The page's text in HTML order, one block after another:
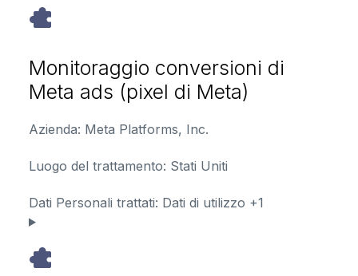
Monitoraggio conversioni di
Meta ads (pixel di Meta)
Azienda: Meta Platforms, Inc.
Luogo del trattamento: Stati Uniti
Dati Personali trattati: Dati di utilizzo +1